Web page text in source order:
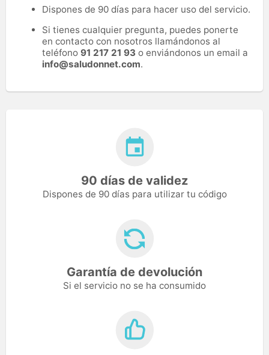
Dispones de 90 días para hacer uso del servicio.
Si tienes cualquier pregunta, puedes ponerte
en contacto con nosotros llamándonos al
teléfono 91 217 21 93 o enviándonos un email a
info@saludonnet.com.
90 días de validez
Dispones de 90 días para utilizar tu código
Garantía de devolución
Si el servicio no se ha consumido